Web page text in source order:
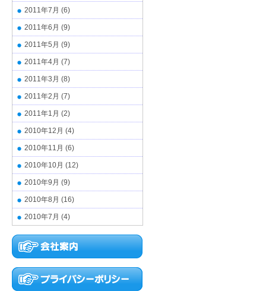
2011年7月 (6)
2011年6月 (9)
2011年5月 (9)
2011年4月 (7)
2011年3月 (8)
2011年2月 (7)
2011年1月 (2)
2010年12月 (4)
2010年11月 (6)
2010年10月 (12)
2010年9月 (9)
2010年8月 (16)
2010年7月 (4)